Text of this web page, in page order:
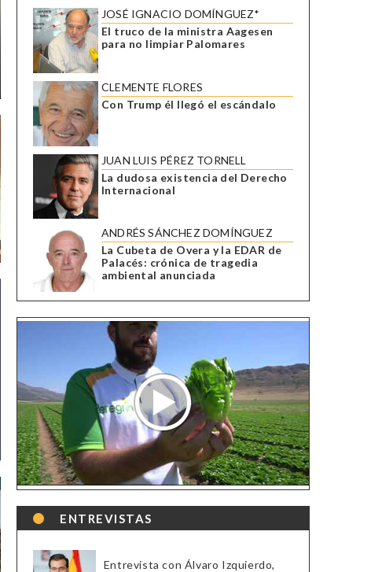
JOSÉ IGNACIO DOMÍNGUEZ*
El truco de la ministra Aagesen
para no limpiar Palomares
CLEMENTE FLORES
Con Trump él llegó el escándalo
JUAN LUIS PÉREZ TORNELL
La dudosa existencia del Derecho
Internacional
ANDRÉS SÁNCHEZ DOMÍNGUEZ
La Cubeta de Overa y la EDAR de
Palacés: crónica de tragedia
ambiental anunciada
ENTREVISTAS
Entrevista con Álvaro Izquierdo,